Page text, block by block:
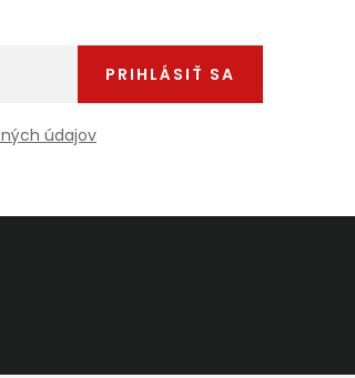
údajov
PRIHLÁSIŤ SA